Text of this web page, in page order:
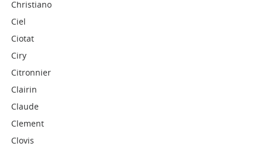
Christiano
Ciel
Ciotat
Ciry
Citronnier
Clairin
Claude
Clement
Clovis